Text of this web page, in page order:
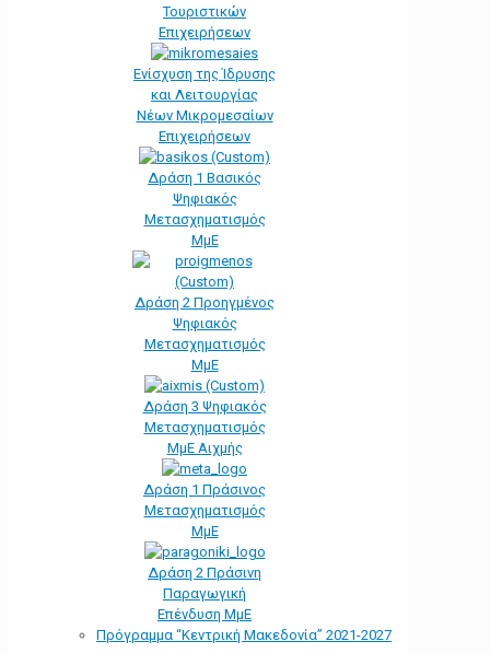
Τουριστικών
Επιχειρήσεων
Ενίσχυση της Ίδρυσης
και Λειτουργίας
Νέων Μικρομεσαίων
Επιχειρήσεων
Δράση 1 Βασικός
Ψηφιακός
Μετασχηματισμός
ΜμΕ
Δράση 2 Προηγμένος
Ψηφιακός
Μετασχηματισμός
ΜμΕ
Δράση 3 Ψηφιακός
Μετασχηματισμός
ΜμΕ Αιχμής
Δράση 1 Πράσινος
Μετασχηματισμός
ΜμΕ
Δράση 2 Πράσινη
Παραγωγική
Επένδυση ΜμΕ
Πρόγραμμα “Κεντρική Μακεδονία” 2021-2027